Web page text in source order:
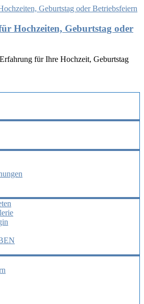
Hochzeiten, Geburtstag oder
für Ihre Hochzeit, Geburtstag